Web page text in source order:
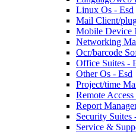
Linux Os - Esd
Mail Client/
Mobile Device
Networking
Ocr/barcode
Office Suites -
Other Os - Esd
Project/time
Remote Access
Report
Security Suites
Service &